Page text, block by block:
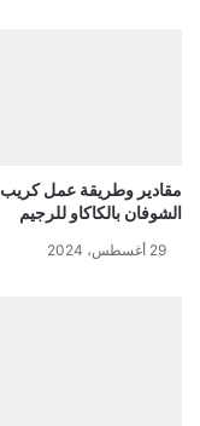
مقادير وطريقة عمل كريب
الشوفان بالكاكاو للرجيم
29 أغسطس، 2024